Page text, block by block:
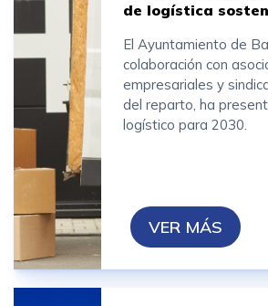
de logística
El Ayuntamiento de
colaboración con
empresariales y
del reparto, ha
logístico para 2030.
VER MÁS